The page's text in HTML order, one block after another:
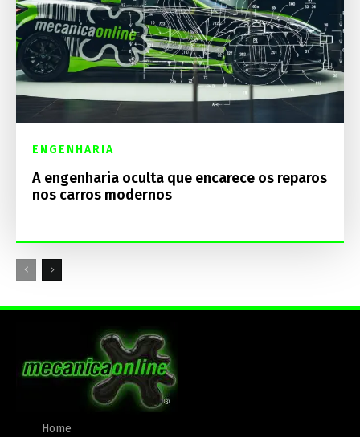
ENGENHARIA
A engenharia oculta que encarece os reparos
nos carros modernos
Home